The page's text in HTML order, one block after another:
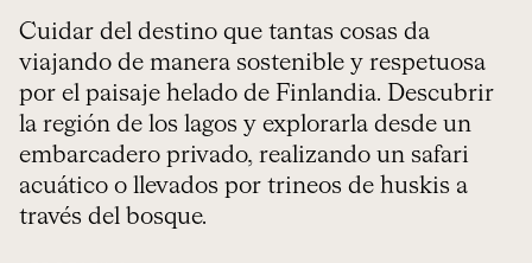
Cuidar del destino que tantas cosas da
viajando de manera sostenible y respetuosa
por el paisaje helado de Finlandia. Descubrir
la región de los lagos y explorarla desde un
embarcadero privado, realizando un safari
acuático o llevados por trineos de huskis a
través del bosque.